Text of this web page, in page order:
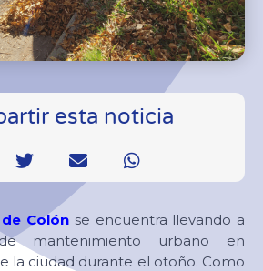
esta noticia
Colón se encuentra llevando a
mantenimiento urbano en
la ciudad durante el otoño. Como